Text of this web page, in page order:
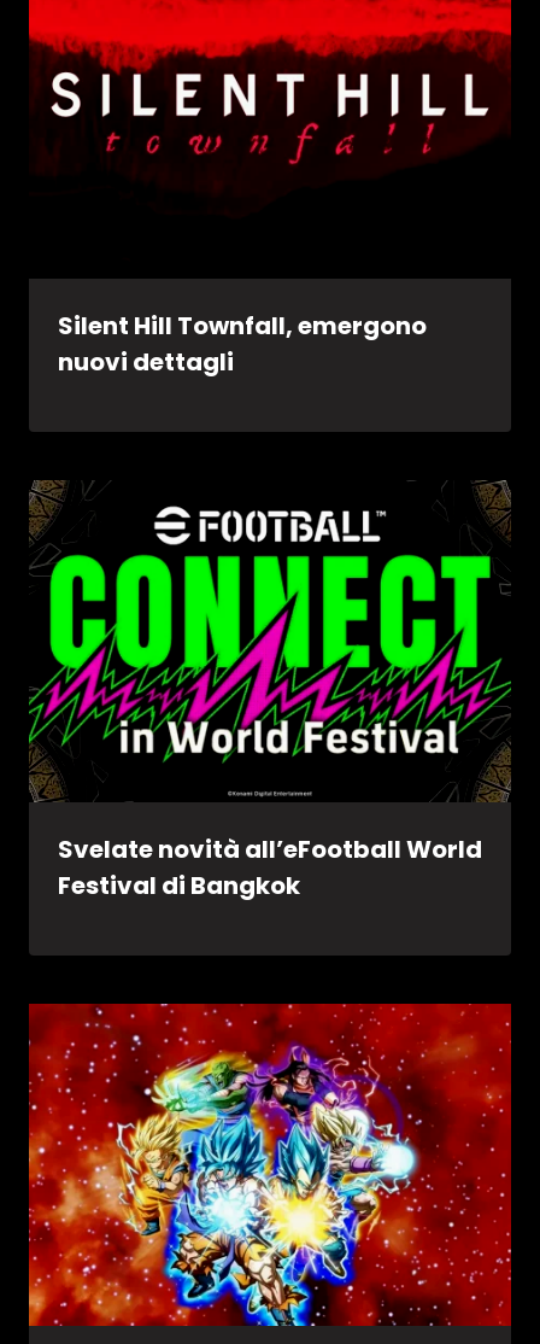
Silent Hill Townfall, emergono
nuovi dettagli
Svelate novità all’eFootball World
Festival di Bangkok